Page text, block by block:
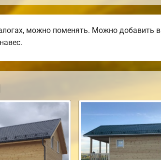
можно поменять. Можно добавить в